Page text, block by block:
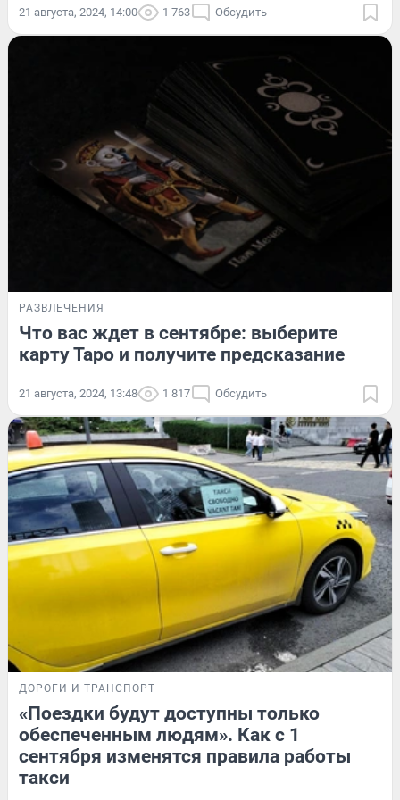
21 августа, 2024, 14:00 1 763 Обсудить
РАЗВЛЕЧЕНИЯ
Что вас ждет в сентябре: выберите
карту Таро и получите предсказание
21 августа, 2024, 13:48 1 817 Обсудить
ДОРОГИ И ТРАНСПОРТ
«Поездки будут доступны только
обеспеченным людям». Как с 1
сентября изменятся правила работы
такси